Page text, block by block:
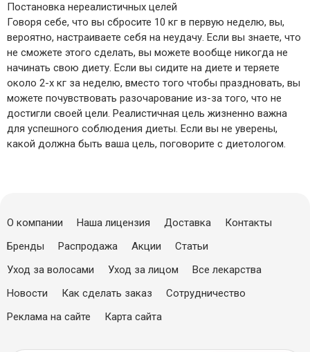
Постановка нереалистичных целей
Говоря себе, что вы сбросите 10 кг в первую неделю, вы,
вероятно, настраиваете себя на неудачу. Если вы знаете, что
не сможете этого сделать, вы можете вообще никогда не
начинать свою диету. Если вы сидите на диете и теряете
около 2-х кг за неделю, вместо того чтобы праздновать, вы
можете почувствовать разочарование из-за того, что не
достигли своей цели. Реалистичная цель жизненно важна
для успешного соблюдения диеты. Если вы не уверены,
какой должна быть ваша цель, поговорите с диетологом.
О компании Наша лицензия Доставка
Контакты
Бренды
Распродажа Акции
Статьи
Уход за волосами
Уход за лицом
Все лекарства
Новости
Как сделать заказ
Сотрудничество
Реклама на сайте
Карта сайта